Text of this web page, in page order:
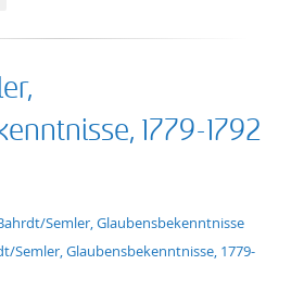
1779-1792
Semler, Glaubensbekenntnisse
Semler, Glaubensbekenntnisse, 1779-